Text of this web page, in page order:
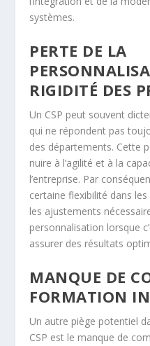
systèmes.
PERTE DE LA
RIGIDITÉ DES
Un CSP peut souvent
qui ne répondent pas
des départements. Cette
nuire à l’agilité et à la
l’entreprise. Par
certaine flexibilité dans
les ajustements
personnalisation lorsque
assurer des résultats
MANQUE DE
FORMATION
Un autre piège potentiel
CSP est le manque de